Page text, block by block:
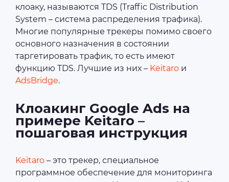
клоаку, называются TDS (Traffic Distribution
System – система распределения трафика).
Многие популярные трекеры помимо своего
основного назначения в состоянии
таргетировать трафик, то есть имеют
функцию TDS. Лучшие из них – Keitaro и
AdsBridge.
Клоакинг Google Ads на
примере Keitaro –
пошаговая инструкция
Keitaro – это трекер, специальное
программное обеспечение для мониторинга